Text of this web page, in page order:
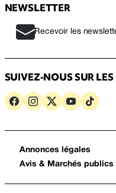
NEWSLETTER
Recevoir les
SUIVEZ-NOUS SUR LES
Annonces légales
Avis & Marchés publics